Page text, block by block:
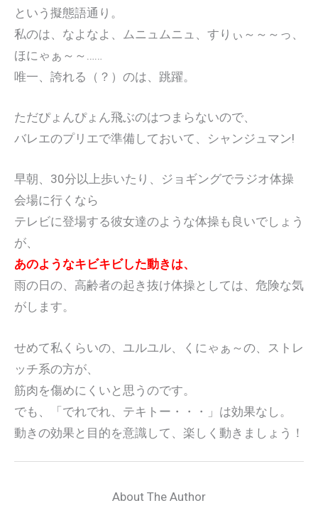
という擬態語通り。
私のは、なよなよ、ムニュムニュ、すりぃ～～～っ、
ほにゃぁ～～……
唯一、誇れる（？）のは、跳躍。
ただぴょんぴょん飛ぶのはつまらないので、
バレエのプリエで準備しておいて、シャンジュマン!
早朝、30分以上歩いたり、ジョギングでラジオ体操
会場に行くなら
テレビに登場する彼女達のような体操も良いでしょう
が、
あのようなキビキビした動きは、
雨の日の、高齢者の起き抜け体操としては、危険な気
がします。
せめて私くらいの、ユルユル、くにゃぁ～の、ストレ
ッチ系の方が、
筋肉を傷めにくいと思うのです。
でも、「でれでれ、テキトー・・・」は効果なし。
動きの効果と目的を意識して、楽しく動きましょう！
About The Author